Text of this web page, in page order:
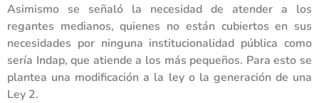
Asimismo se señaló la necesidad de atender a los
regantes medianos, quienes no están cubiertos en sus
necesidades por ninguna institucionalidad pública como
sería Indap, que atiende a los más pequeños. Para esto se
plantea una modificación a la ley o la generación de una
Ley 2.